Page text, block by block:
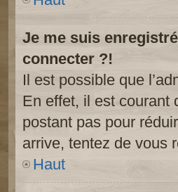
Je me suis
connecter ?!
Il est possible que
En effet, il est courant
postant pas pour
arrive, tentez de vous
Haut